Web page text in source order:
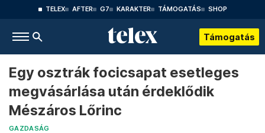
TELEX AFTER G7 KARAKTER TÁMOGATÁS SHOP
Támogatás
Egy osztrák focicsapat esetleges
megvásárlása után érdeklődik
Mészáros Lőrinc
GAZDASÁG